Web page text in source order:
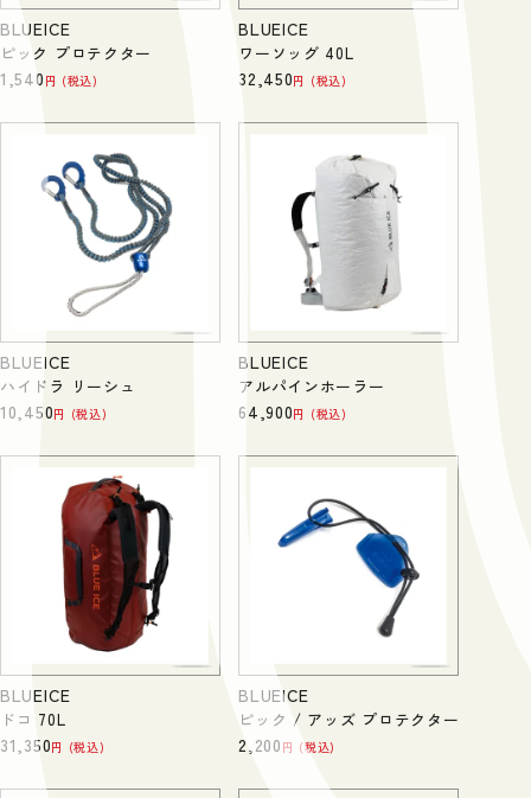
BLUEICE
ピック プロテクター
1,540 税込
BLUEICE
ワーソッグ 40L
32,450 税込
BLUEICE
ハイドラ リーシュ
10,450 税込
BLUEICE
アルパインホーラー
64,900 税込
BLUEICE
ドコ 70L
31,350 税込
BLUEICE
ピック / アッズ プロテクター
2,200 税込